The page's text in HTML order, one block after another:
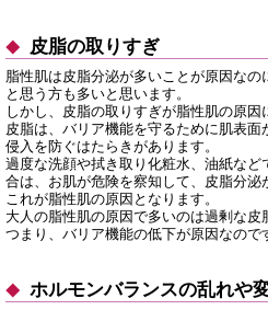
皮脂の取りすぎ
脂性肌は皮脂分泌が多いことが原因なの
と思う方も多いと思います。
しかし、皮脂の取りすぎが脂性肌の原因
皮脂は、バリア機能を守るために肌表
侵入を防ぐはたらきがあります。
過度な洗顔や拭き取り化粧水、油紙な
合は、お肌が危険を察知して、皮脂分泌
これが脂性肌の原因となります。
大人の脂性肌の原因で多いのは過剰な皮
つまり、バリア機能の低下が原因なので
ホルモンバランスの乱れや